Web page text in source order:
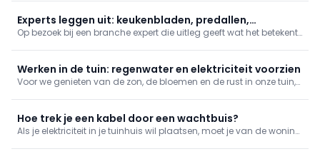
Experts leggen uit: keukenbladen, predallen,
brandwerende deuren en zonwering
Op bezoek bij een branche expert die uitleg geeft wat het betekent
een zonweringexpert en tonen we hoe een brandwerende deu
Werken in de tuin: regenwater en elektriciteit voorzien
Voor we genieten van de zon, de bloemen en de rust in onze tuin,
onder handen.
Hoe trek je een kabel door een wachtbuis?
Als je elektriciteit in je tuinhuis wil plaatsen, moet je van de woning